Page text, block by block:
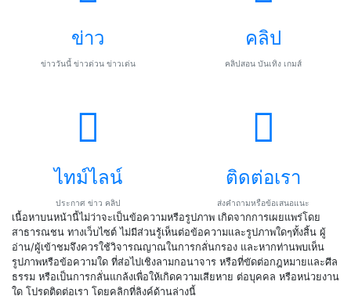
ข่าว
ข่าววันนี้ ข่าวด่วน ข่าวเด่น
คลิป
คลิปสอน บันเทิง เกมส์
ไทม์ไลน์
ประกาศ ข่าว คลิป
ติดต่อเรา
ส่งคำถามหรือข้อเสนอแนะ
เนื้อหาบนหน้านี้ไม่ว่าจะเป็นข้อความหรือรูปภาพ เกิดจากการเผยแพร่โดย
สาธารณชน ทางเว็บไซต์ ไม่มีส่วนรู้เห็นต่อข้อความและรูปภาพใดๆทั้งสิ้น ผู้
อ่าน/ผู้เข้าชมจึงควรใช้วิจารณญาณในการกลั่นกรอง และหากท่านพบเห็น
รูปภาพหรือข้อความใด ที่ส่อไปเชิงลามกอนาจาร หรือที่ขัดต่อกฎหมายและศีล
ธรรม หรือเป็นการกลั่นแกล้งเพื่อให้เกิดความเสียหาย ต่อบุคคล หรือหน่วยงาน
ใด โปรดติดต่อเรา โดยคลิกที่ลิงค์ด้านล่างนี้